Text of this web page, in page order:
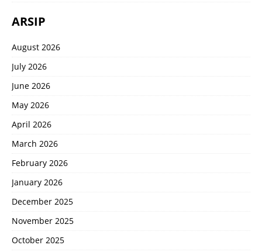
ARSIP
August 2026
July 2026
June 2026
May 2026
April 2026
March 2026
February 2026
January 2026
December 2025
November 2025
October 2025